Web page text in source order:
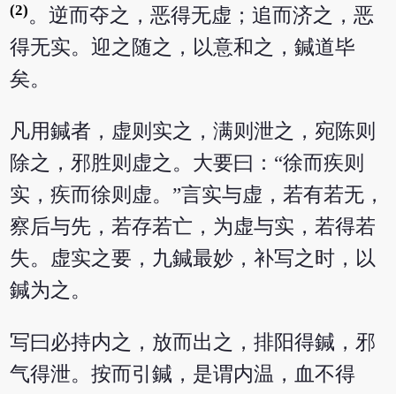
(2)。逆而夺之，恶得无虚；追而济之，恶
得无实。迎之随之，以意和之，鍼道毕
矣。
凡用鍼者，虚则实之，满则泄之，宛陈则
除之，邪胜则虚之。大要曰：“徐而疾则
实，疾而徐则虚。”言实与虚，若有若无，
察后与先，若存若亡，为虚与实，若得若
失。虚实之要，九鍼最妙，补写之时，以
鍼为之。
写曰必持内之，放而出之，排阳得鍼，邪
气得泄。按而引鍼，是谓内温，血不得